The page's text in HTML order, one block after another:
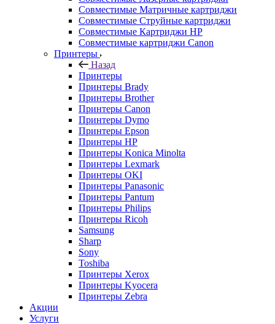
Совместимые Матричные картриджи
Совместимые Струйные картриджи
Совместимые Картриджи HP
Совместимые картриджи Canon
Принтеры
Назад
Принтеры
Принтеры Brady
Принтеры Brother
Принтеры Canon
Принтеры Dymo
Принтеры Epson
Принтеры HP
Принтеры Konica Minolta
Принтеры Lexmark
Принтеры OKI
Принтеры Panasonic
Принтеры Pantum
Принтеры Philips
Принтеры Ricoh
Samsung
Sharp
Sony
Toshiba
Принтеры Xerox
Принтеры Kyocera
Принтеры Zebra
Акции
Услуги